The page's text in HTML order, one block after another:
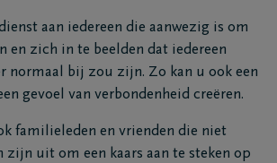
aan iedereen die aanwezig is om
en zich in te beelden dat iedereen
normaal bij zou zijn. Zo kan u ook een
gevoel van verbondenheid creëren.
familieleden en vrienden die niet
zijn uit om een kaars aan te steken op